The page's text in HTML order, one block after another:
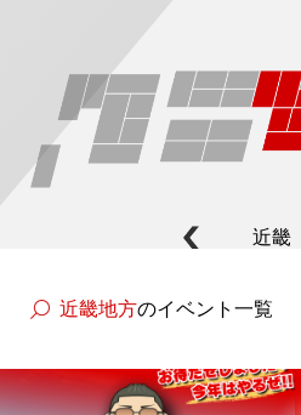
イベントを日程から探す
近畿
近畿地方のイベント一覧